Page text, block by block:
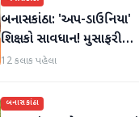
બનાસકાંઠા: 'અપ-ડાઉનિયા'
શિક્ષકો સાવધાન! મુસાફરી
કરતા શિક્ષકો સામે તવાઈ હાથ
12 કલાક પહેલા
બનાસકાંઠા